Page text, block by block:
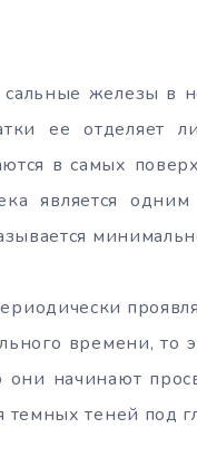
железы в
ее отделяет
в самых
является одним
времени, то
начинают
теней под